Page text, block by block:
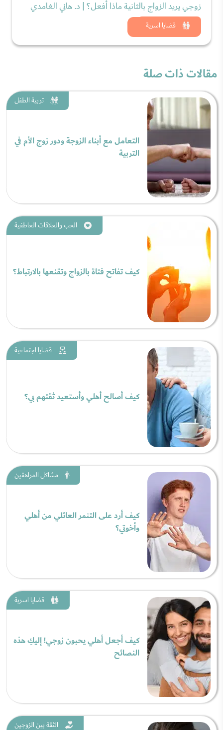
قضايا اسرية
زوجي يريد الزواج بالثانية ماذا أفعل؟ | د. هاني الغامدي
شاهد الان
مقالات ذات صلة
تربية الطفل
التعامل مع أبناء الزوجة ودور زوج الأم في
التربية
الحب والعلاقات العاطفية
كيف تفاتح فتاة بالزواج وتقنعها بالارتباط؟
قضايا اجتماعية
كيف أصالح أهلي وأستعيد ثقتهم بي؟
مشاكل المراهقين
كيف أرد على التنمر العائلي من أهلي
وأخوتي؟
قضايا اسرية
كيف أجعل أهلي يحبون زوجي! إليكِ هذه
النصائح
الثقة بين الزوجين